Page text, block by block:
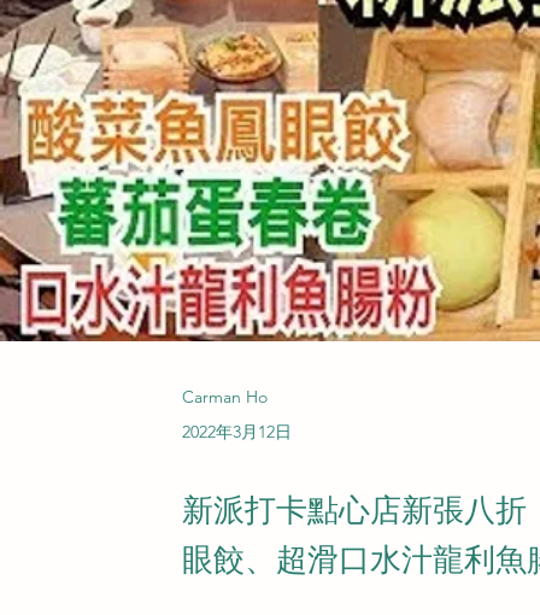
Carman Ho
2022年3月12日
新派打卡點心店新張八
眼餃、超滑口水汁龍利